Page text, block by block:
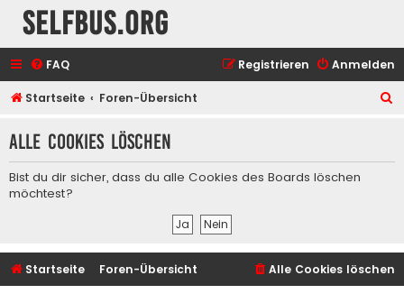
selfbus.org
FAQ Anmelden
Registrieren
Startseite Foren-Übersicht
h
Alle Cookies löschen
Bist du dir sicher, dass du alle Cookies des Boards löschen
möchtest?
Startseite Foren-Übersicht Alle Cookies löschen